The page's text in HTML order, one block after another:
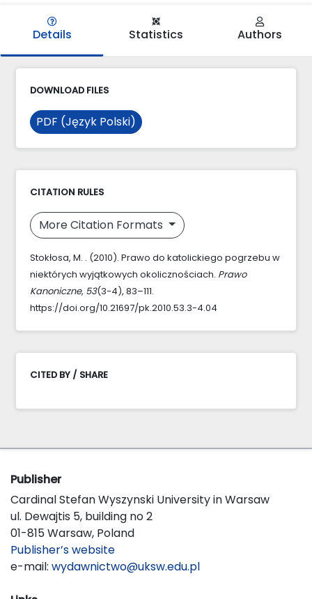
Details Statistics Authors
DOWNLOAD FILES
PDF (Język Polski)
CITATION RULES
More Citation Formats
Stokłosa, M. . (2010). Prawo do katolickiego pogrzebu w
niektórych wyjątkowych okolicznościach. Prawo
Kanoniczne, 53(3-4), 83–111.
https://doi.org/10.21697/pk.2010.53.3-4.04
CITED BY / SHARE
Publisher
Cardinal Stefan Wyszynski University in Warsaw
ul. Dewajtis 5, building no 2
01-815 Warsaw, Poland
Publisher’s website
e-mail: wydawnictwo@uksw.edu.pl